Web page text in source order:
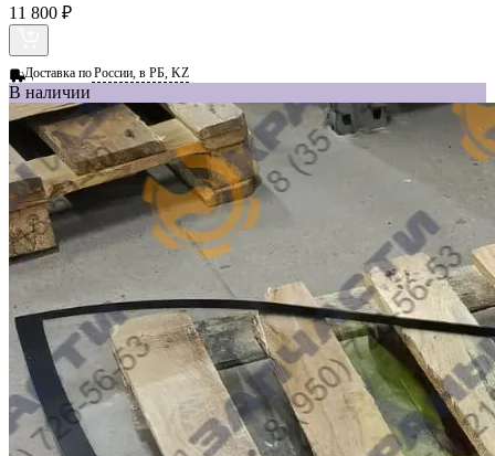
11 800 ₽
Доставка поРоссии, в РБ, KZ
В наличии